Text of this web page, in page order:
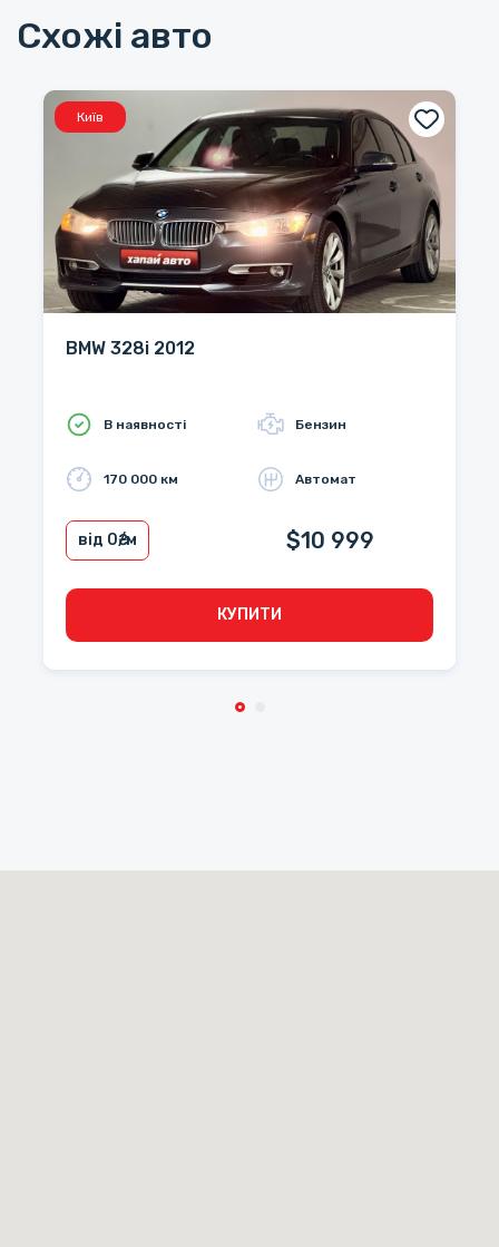
Схожі авто
Київ
BMW 328i 2012
В наявності Бензин
170 000 км Автомат
від 0₴/м $10 999
КУПИТИ